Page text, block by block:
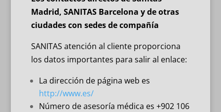
Madrid, SANITAS Barcelona y de otras
ciudades con sedes de compañía
SANITAS atención al cliente proporciona
los datos importantes para salir al enlace:
La dirección de página web es
http://www.es/
Número de asesoría médica es +902 106